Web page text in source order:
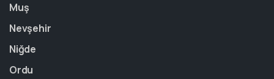
Muş
Nevşehir
Niğde
Ordu